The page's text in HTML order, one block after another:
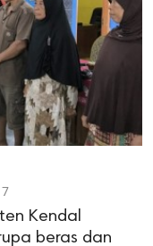
Kendal
beras dan